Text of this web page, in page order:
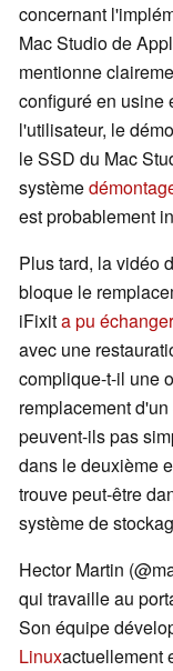
concernant
Mac Studio de
mentionne
configuré en usine
l'utilisateur, le
le SSD du Mac
système
est probablement
Plus tard, la vidéo
bloque le
iFixita pu
avec une
complique-t-il une
remplacement
peuvent-ils pas
dans le deuxième
trouve peut-être
système de
Hector Martin
qui travaille au
Son équipe
Linuxactuellement